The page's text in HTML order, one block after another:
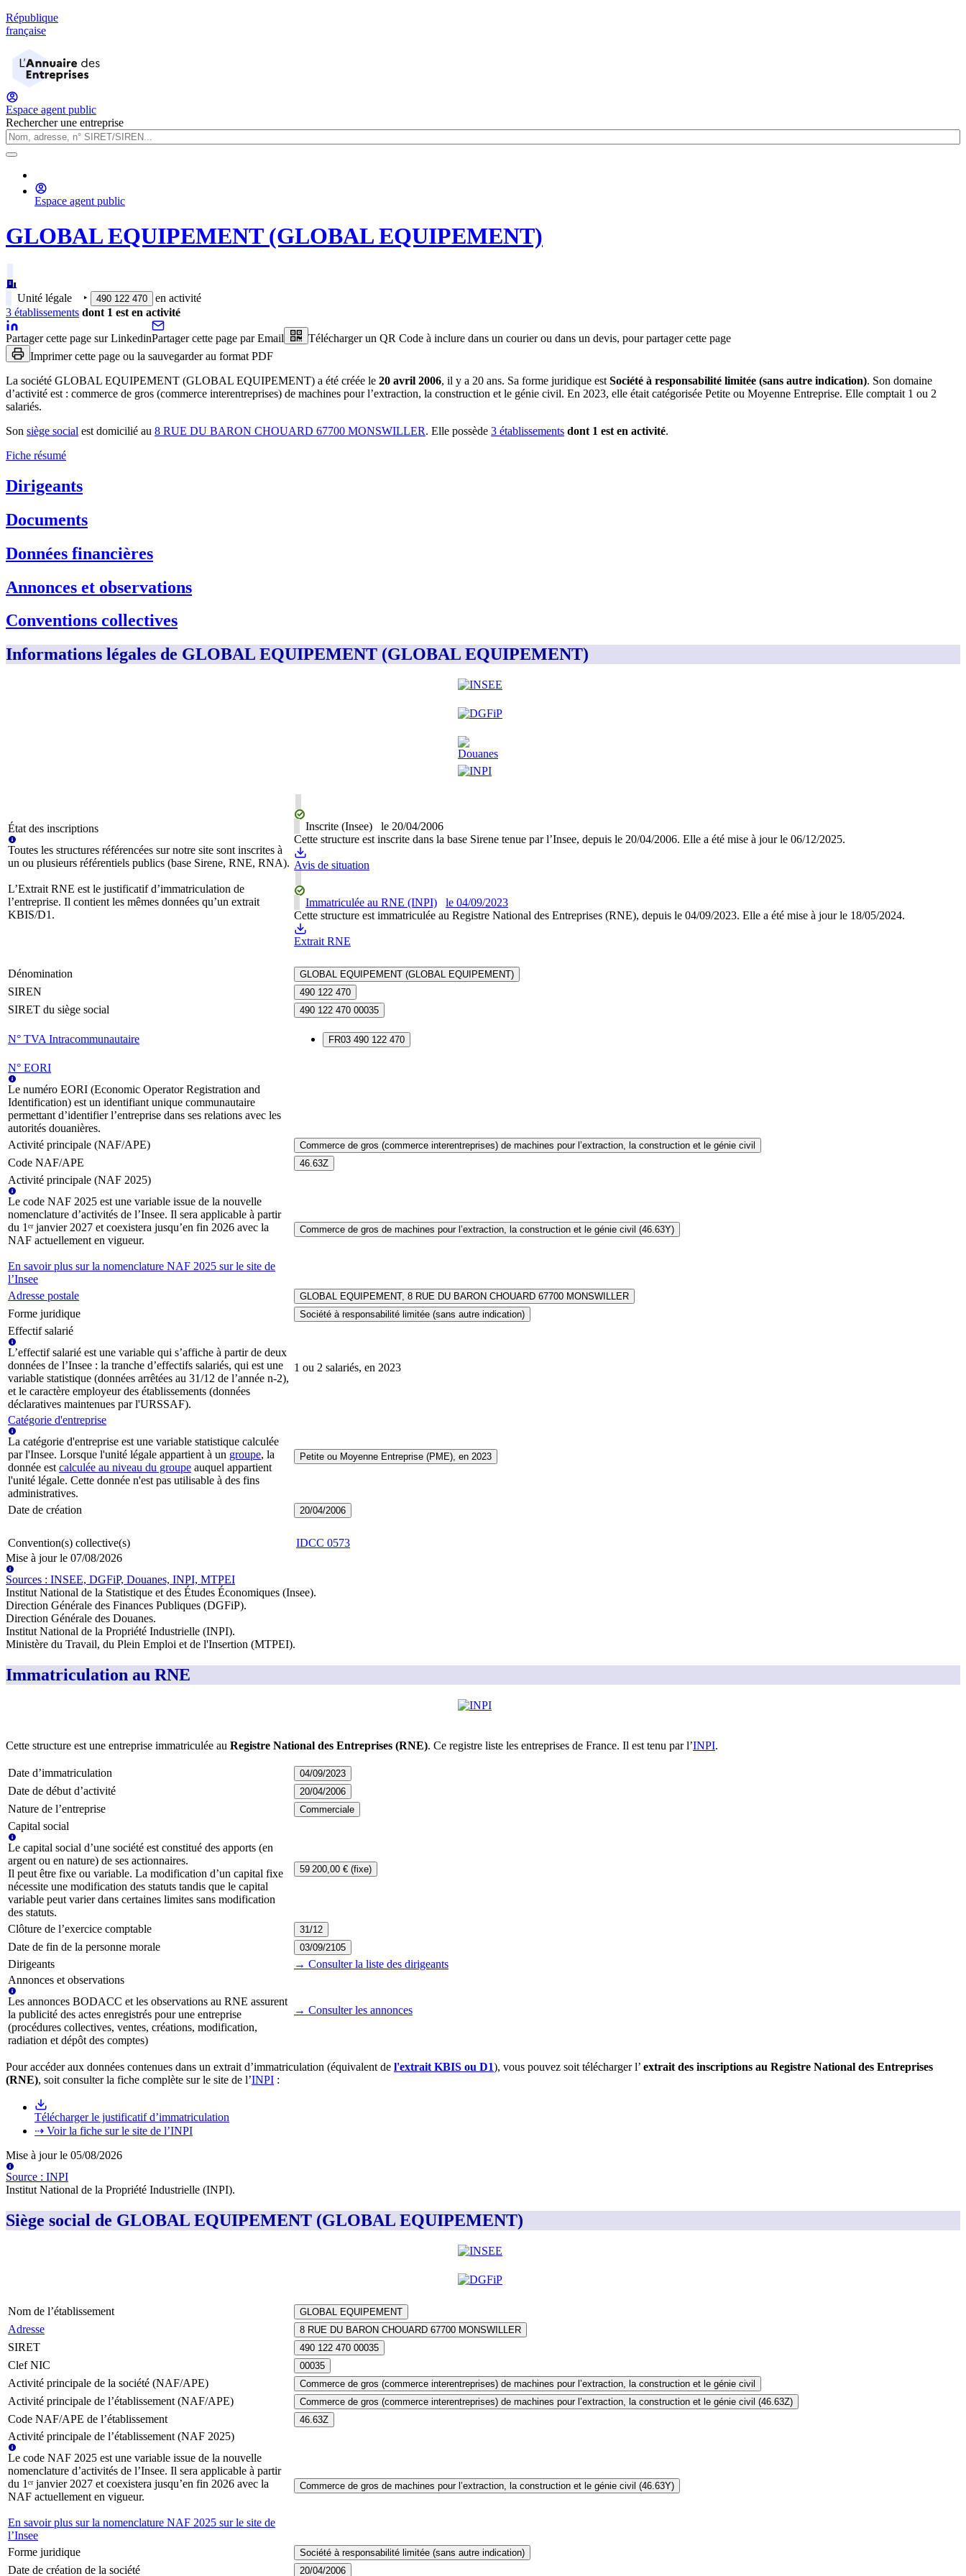
République
française
Espace agent public
Rechercher une entreprise
Espace agent public
GLOBAL EQUIPEMENT (GLOBAL EQUIPEMENT)
Unité légale ‣ 490 122 470
en activité
3 établissements dont 1 est en activité
Partager cette page sur LinkedinPartager cette page par Email
Télécharger un QR Code à inclure dans un courier ou dans un devis, pour partager cette page
Imprimer cette page ou la sauvegarder au format PDF
La société GLOBAL EQUIPEMENT (GLOBAL EQUIPEMENT) a été créée le 20 avril 2006, il y a 20 ans. Sa forme juridique est Société à responsabilité limitée (sans autre indication). Son domaine
d’activité est : commerce de gros (commerce interentreprises) de machines pour l’extraction, la construction et le génie civil. En 2023, elle était catégorisée Petite ou Moyenne Entreprise. Elle comptait 1 ou 2
salariés.
Son siège social est domicilié au 8 RUE DU BARON CHOUARD 67700 MONSWILLER. Elle possède 3 établissements dont 1 est en activité.
Fiche résumé
Dirigeants
Documents
Données financières
Annonces et observations
Conventions collectives
Informations légales de GLOBAL EQUIPEMENT (GLOBAL EQUIPEMENT)
État des inscriptions
Toutes les structures référencées sur notre site sont inscrites à
un ou plusieurs référentiels publics (base Sirene, RNE, RNA).
L’Extrait RNE est le justificatif d’immatriculation de
l’entreprise. Il contient les mêmes données qu’un extrait
KBIS/D1.
Inscrite (Insee) le 20/04/2006
Cette structure est inscrite dans la base Sirene tenue par l’Insee, depuis le 20/04/2006. Elle a été mise à jour le 06/12/2025.
Avis de situation
Immatriculée au RNE (INPI) le 04/09/2023
Cette structure est immatriculée au Registre National des Entreprises (RNE), depuis le 04/09/2023. Elle a été mise à jour le 18/05/2024.
Extrait RNE
Dénomination GLOBAL EQUIPEMENT (GLOBAL EQUIPEMENT)
SIREN 490 122 470
SIRET du siège social 490 122 470 00035
N° TVA Intracommunautaire FR03 490 122 470
N° EORI
Le numéro EORI (Economic Operator Registration and
Identification) est un identifiant unique communautaire
permettant d’identifier l’entreprise dans ses relations avec les
autorités douanières.
Activité principale (NAF/APE)
Commerce de gros (commerce interentreprises) de machines pour l’extraction, la construction et le génie civil
Code NAF/APE 46.63Z
Activité principale (NAF 2025)
Le code NAF 2025 est une variable issue de la nouvelle
nomenclature d’activités de l’Insee. Il sera applicable à partir
du 1ᵉʳ janvier 2027 et coexistera jusqu’en fin 2026 avec la
NAF actuellement en vigueur.
En savoir plus sur la nomenclature NAF 2025 sur le site de
l’Insee
Commerce de gros de machines pour l’extraction, la construction et le génie civil (46.63Y)
Adresse postale GLOBAL EQUIPEMENT, 8 RUE DU BARON CHOUARD 67700 MONSWILLER
Forme juridique Société à responsabilité limitée (sans autre indication)
Effectif salarié
L’effectif salarié est une variable qui s’affiche à partir de deux
données de l’Insee : la tranche d’effectifs salariés, qui est une
variable statistique (données arrêtées au 31/12 de l’année n-2),
et le caractère employeur des établissements (données
déclaratives maintenues par l'URSSAF).
1 ou 2 salariés, en 2023
Catégorie d'entreprise
La catégorie d'entreprise est une variable statistique calculée
par l'Insee. Lorsque l'unité légale appartient à un groupe, la
donnée est calculée au niveau du groupe auquel appartient
l'unité légale. Cette donnée n'est pas utilisable à des fins
administratives.
Petite ou Moyenne Entreprise (PME), en 2023
Date de création 20/04/2006
Convention(s) collective(s) IDCC 0573
Mise à jour le 07/08/2026
Sources : INSEE, DGFiP, Douanes, INPI, MTPEI
Institut National de la Statistique et des Études Économiques (Insee).
Direction Générale des Finances Publiques (DGFiP).
Direction Générale des Douanes.
Institut National de la Propriété Industrielle (INPI).
Ministère du Travail, du Plein Emploi et de l'Insertion (MTPEI).
Immatriculation au RNE
Cette structure est une entreprise immatriculée au Registre National des Entreprises (RNE). Ce registre liste les entreprises de France. Il est tenu par l’INPI.
Date d’immatriculation 04/09/2023
Date de début d’activité 20/04/2006
Nature de l’entreprise Commerciale
Capital social
Le capital social d’une société est constitué des apports (en
argent ou en nature) de ses actionnaires.
Il peut être fixe ou variable. La modification d’un capital fixe
nécessite une modification des statuts tandis que le capital
variable peut varier dans certaines limites sans modification
des statuts.
59 200,00 € (fixe)
Clôture de l’exercice comptable 31/12
Date de fin de la personne morale 03/09/2105
Dirigeants
→ Consulter la liste des dirigeants
Annonces et observations
Les annonces BODACC et les observations au RNE assurent
la publicité des actes enregistrés pour une entreprise
(procédures collectives, ventes, créations, modification,
radiation et dépôt des comptes)
→ Consulter les annonces
Pour accéder aux données contenues dans un extrait d’immatriculation (équivalent de l'extrait KBIS ou D1), vous pouvez soit télécharger l’ extrait des inscriptions au Registre National des Entreprises
(RNE), soit consulter la fiche complète sur le site de l’INPI :
Télécharger le justificatif d’immatriculation
⇢ Voir la fiche sur le site de l’INPI
Mise à jour le 05/08/2026
Source : INPI
Institut National de la Propriété Industrielle (INPI).
Siège social de GLOBAL EQUIPEMENT (GLOBAL EQUIPEMENT)
Nom de l’établissement GLOBAL EQUIPEMENT
Adresse 8 RUE DU BARON CHOUARD 67700 MONSWILLER
SIRET 490 122 470 00035
Clef NIC 00035
Activité principale de la société (NAF/APE) Commerce de gros (commerce interentreprises) de machines pour l’extraction, la construction et le génie civil
Activité principale de l’établissement (NAF/APE) Commerce de gros (commerce interentreprises) de machines pour l’extraction, la construction et le génie civil (46.63Z)
Code NAF/APE de l’établissement 46.63Z
Activité principale de l’établissement (NAF 2025)
Le code NAF 2025 est une variable issue de la nouvelle
nomenclature d’activités de l’Insee. Il sera applicable à partir
du 1ᵉʳ janvier 2027 et coexistera jusqu’en fin 2026 avec la
NAF actuellement en vigueur.
En savoir plus sur la nomenclature NAF 2025 sur le site de
l’Insee
Commerce de gros de machines pour l’extraction, la construction et le génie civil (46.63Y)
Forme juridique Société à responsabilité limitée (sans autre indication)
Date de création de la société 20/04/2006